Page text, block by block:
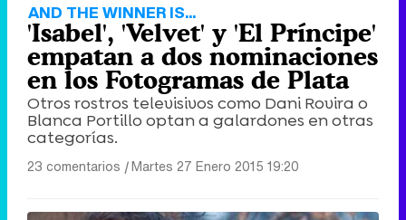
AND THE WINNER IS...
'Isabel', 'Velvet' y 'El Príncipe'
empatan a dos nominaciones
en los Fotogramas de Plata
Otros rostros televisivos como Dani Rovira o
Blanca Portillo optan a galardones en otras
categorías.
23 comentarios |Martes 27 Enero 2015 19:20